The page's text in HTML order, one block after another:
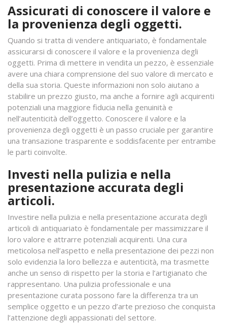
Assicurati di conoscere il valore e
la provenienza degli oggetti.
Quando si tratta di vendere antiquariato, è fondamentale
assicurarsi di conoscere il valore e la provenienza degli
oggetti. Prima di mettere in vendita un pezzo, è essenziale
avere una chiara comprensione del suo valore di mercato e
della sua storia. Queste informazioni non solo aiutano a
stabilire un prezzo giusto, ma anche a fornire agli acquirenti
potenziali una maggiore fiducia nella genuinità e
nell’autenticità dell’oggetto. Conoscere il valore e la
provenienza degli oggetti è un passo cruciale per garantire
una transazione trasparente e soddisfacente per entrambe
le parti coinvolte.
Investi nella pulizia e nella
presentazione accurata degli
articoli.
Investire nella pulizia e nella presentazione accurata degli
articoli di antiquariato è fondamentale per massimizzare il
loro valore e attrarre potenziali acquirenti. Una cura
meticolosa nell’aspetto e nella presentazione dei pezzi non
solo evidenzia la loro bellezza e autenticità, ma trasmette
anche un senso di rispetto per la storia e l’artigianato che
rappresentano. Una pulizia professionale e una
presentazione curata possono fare la differenza tra un
semplice oggetto e un pezzo d’arte prezioso che conquista
l’attenzione degli appassionati del settore.